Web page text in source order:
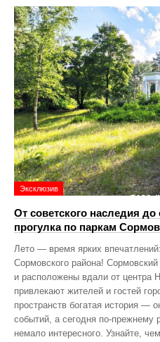
Эксклюзив
От советского наследия
прогулка по паркам
Лето — время ярких
Сормовского района!
и расположены вдали от центра
привлекают жителей и гостей
пространств богатая история —
событий, а сегодня по‑прежнему
немало интересного. Узнайте,